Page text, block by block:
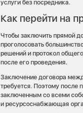
услуги без посредника.
Как перейти на
Чтобы заключить прямой
проголосовать
решений и протокол
после его проведения.
Заключение договора
требуется. Поэтому после
заключенным со всеми
и ресурсоснабжающая